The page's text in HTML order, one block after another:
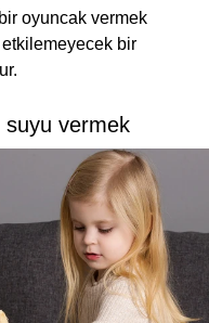
oyuncak vermek
bir
vermek